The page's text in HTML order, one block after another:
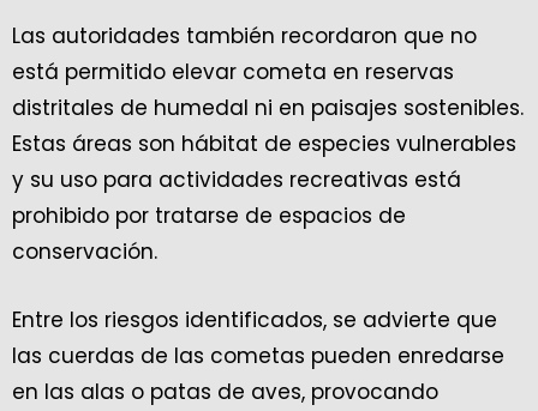
Las autoridades también recordaron que no
está permitido elevar cometa en reservas
distritales de humedal ni en paisajes sostenibles.
Estas áreas son hábitat de especies vulnerables
y su uso para actividades recreativas está
prohibido por tratarse de espacios de
conservación.
Entre los riesgos identificados, se advierte que
las cuerdas de las cometas pueden enredarse
en las alas o patas de aves, provocando